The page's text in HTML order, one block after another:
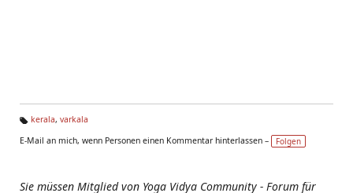
g
kerala, varkala
E-Mail an mich, wenn Personen einen Kommentar hinterlassen –
Folgen
Sie müssen Mitglied von Yoga Vidya Community - Forum für